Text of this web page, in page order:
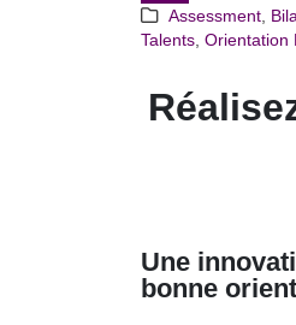
Assessment
Talents Orientation
Une
bonne